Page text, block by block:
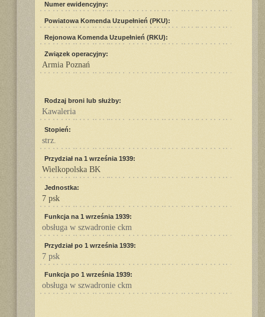
Numer ewidencyjny:
Powiatowa Komenda Uzupełnień (PKU):
Rejonowa Komenda Uzupełnień (RKU):
Związek operacyjny:
Armia Poznań
Rodzaj broni lub służby:
Kawaleria
Stopień:
strz.
Przydział na 1 września 1939:
Wielkopolska BK
Jednostka:
7 psk
Funkcja na 1 września 1939:
obsługa w szwadronie ckm
Przydział po 1 września 1939:
7 psk
Funkcja po 1 września 1939:
obsługa w szwadronie ckm